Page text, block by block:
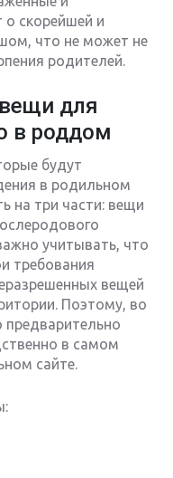
скорейшей и
что не может не
родителей.
для
в роддом
будут
в родильном
на три части: вещи
учитывать, что
требования
вещей
Поэтому, во
предварительно
в самом
сайте.